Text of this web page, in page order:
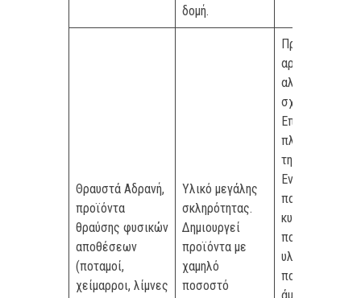
δομή.
Θραυστά Αδρανή,
προϊόντα
θραύσης φυσικών
αποθέσεων
(ποταμοί,
χείμαρροι, λίμνες
Υλικό μεγάλης
σκληρότητας.
Δημιουργεί
προϊόντα με
χαμηλό
ποσοστό
Προσμίξεις
αργίλου και
αλλουβιακών
σχηματισμών.
Επιβάλλεται
πλύσιμο προ
της θραύσης.
Ενδεχόμενη
παρουσία,
κυρίως στα
ποταμίσια
υλικά, υψηλού
ποσοστού
άμορφου SiO3